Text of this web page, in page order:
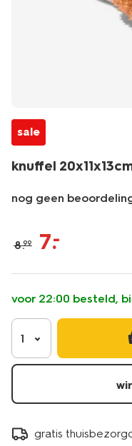
sale
knuffel
nog geen
hobby/knuffels/knuffel-
20x11x13cm-
met-
-61104320.html
8.99 7.–
voor 22:00 besteld,
1
gratis